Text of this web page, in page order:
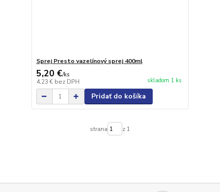
Sprej Presto vazelínový sprej 400ml
5,20 €/ks
4,23 € bez DPH skladom 1 ks
Pridať do košíka
strana z 1